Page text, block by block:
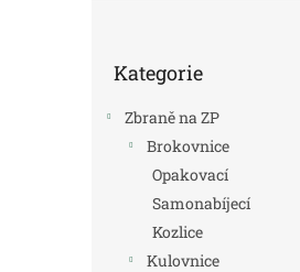
kategorie
Kategorie
Zbraně na ZP
Brokovnice
Opakovací
Samonabíjecí
Kozlice
Kulovnice